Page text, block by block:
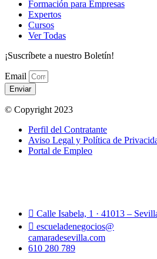
Formación para Empresas
Expertos
Cursos
Ver Todas
¡Suscríbete a nuestro Boletín!
Email
Enviar
© Copyright 2023
Perfil del Contratante
Aviso Legal y Política de
Portal de Empleo
Calle Isabela, 1 · 41013 –
escueladenegocios@
camaradesevilla.com
610 280 789